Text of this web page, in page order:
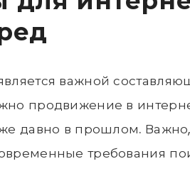
важной
продвижение в
давно в прошлом.
требования